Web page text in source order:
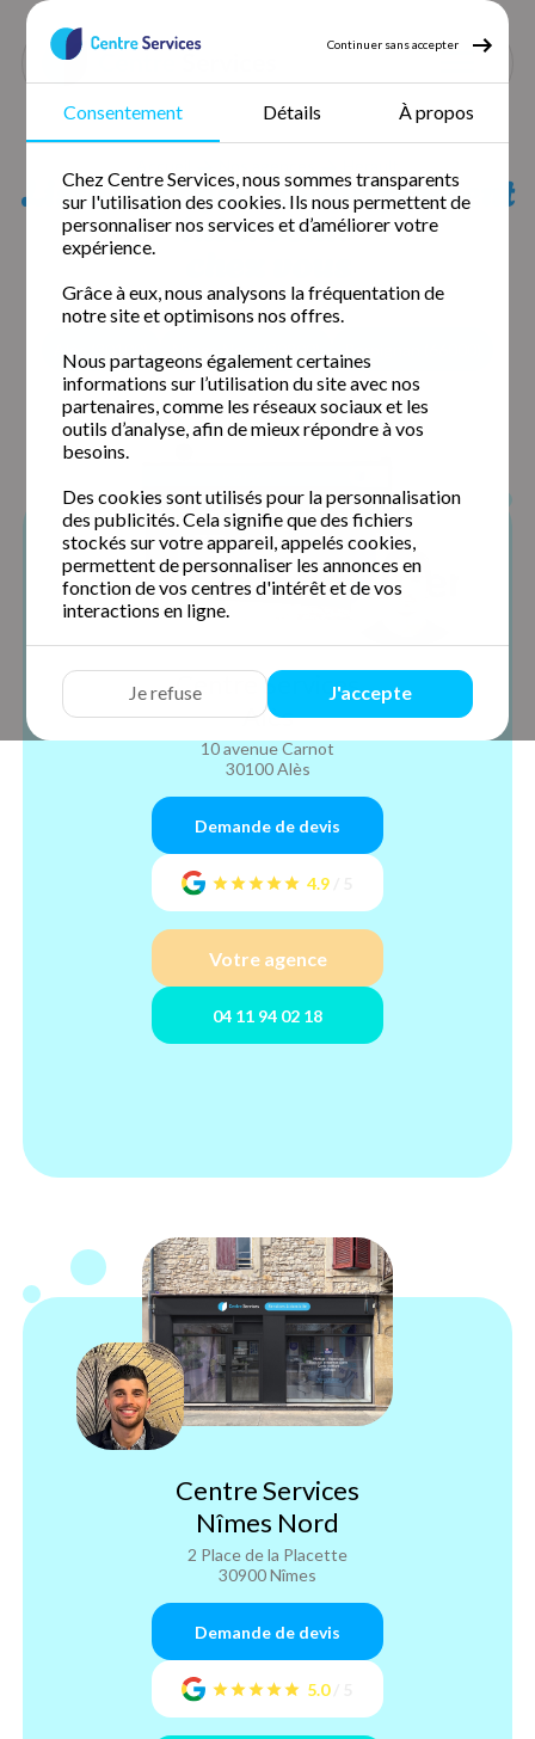
Continuer sans accepter
Consentement Détails À propos
Chez Centre Services, nous sommes transparents
sur l'utilisation des cookies. Ils nous permettent de
personnaliser nos services et d’améliorer votre
expérience.
Grâce à eux, nous analysons la fréquentation de
notre site et optimisons nos offres.
Nous partageons également certaines
informations sur l’utilisation du site avec nos
partenaires, comme les réseaux sociaux et les
outils d’analyse, afin de mieux répondre à vos
besoins.
Des cookies sont utilisés pour la personnalisation
des publicités. Cela signifie que des fichiers
stockés sur votre appareil, appelés cookies,
permettent de personnaliser les annonces en
fonction de vos centres d'intérêt et de vos
interactions en ligne.
Je refuse J'accepte
Liste des agences qui peuvent
intervenir
Centre Services
Alès
10 avenue Carnot
30100 Alès
Demande de devis
4.9
Votre agence
04 11 94 02 18
Centre Services
Nîmes Nord
2 Place de la Placette
30900 Nîmes
5.0
Demande de devis